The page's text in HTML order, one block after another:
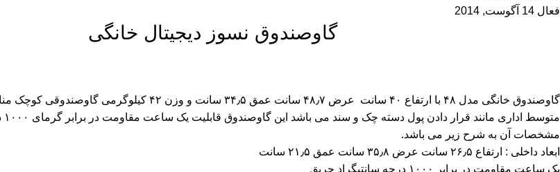
فعال 14 آگوست, 2014
گاوصندوق نسوز دیجیتال خانگی
گاوصندوق خانگی مدل ۴۸ با ارتفاع ۴۰ سانت عرض ۴۸٫۷ سانت عمق ۳۴٫۵
مشخصات آن به شرح زیر می باشد.
ابعاد داخلی : ارتفاع ۲۶٫۵ سانت عرض ۳۵٫۸ سانت عمق ۲۱٫۵ سانت
یک ساعت مقاومت در برابر ۱۰۰۰ درجه سانتیگراد حریق